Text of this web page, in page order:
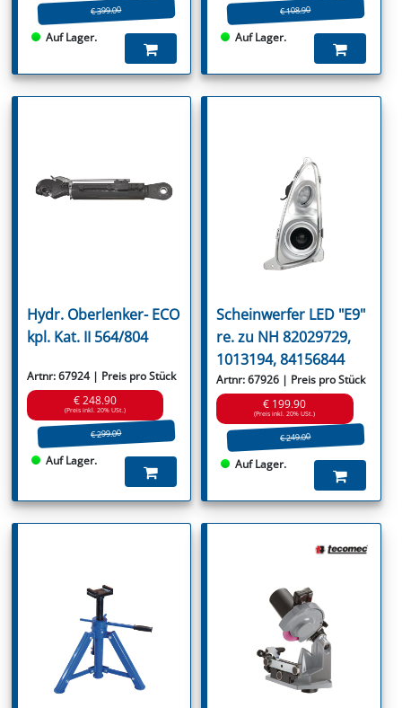
€ 399.00
Auf Lager.
€ 108.90
Auf Lager.
Hydr. Oberlenker- ECO
kpl. Kat. II 564/804
Artnr: 67924 | Preis pro Stück
€ 248.90
(Preis inkl. 20% USt.)
€ 299.00
Auf Lager.
Scheinwerfer LED "E9"
re. zu NH 82029729,
1013194, 84156844
Artnr: 67926 | Preis pro Stück
€ 199.90
(Preis inkl. 20% USt.)
€ 249.00
Auf Lager.